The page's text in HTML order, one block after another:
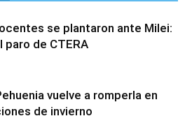
se plantaron ante Milei:
paro de CTERA
vuelve a romperla en
de invierno